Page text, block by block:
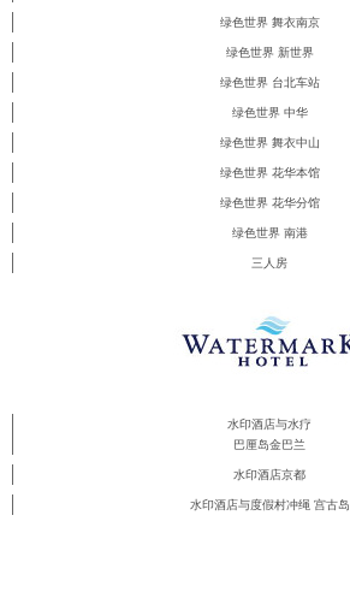
绿色世界 舞衣南京
绿色世界 新世界
绿色世界 台北车站
绿色世界 中华
绿色世界 舞衣中山
绿色世界 花华本馆
绿色世界 花华分馆
绿色世界 南港
三人房
水印酒店与水疗
巴厘岛金巴兰
水印酒店京都
水印酒店与度假村冲绳 宫古岛